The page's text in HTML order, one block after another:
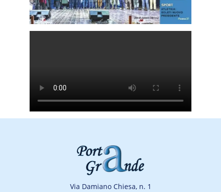
Via Damiano Chiesa, n. 1